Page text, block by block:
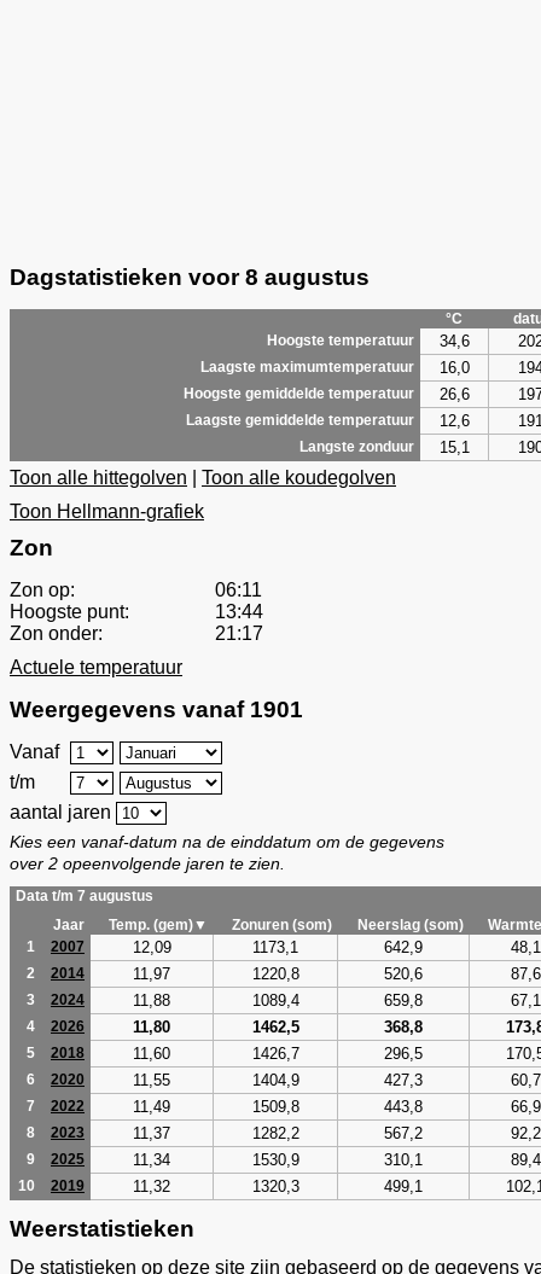
Dagstatistieken voor 8 augustus
°C
Hoogste temperatuur
34,6
Laagste maximumtemperatuur 16,0
Hoogste gemiddelde temperatuur 26,6
Laagste gemiddelde temperatuur 12,6
Langste zonduur 15,1
Toon alle hittegolven
Toon alle koudegolven
Toon Hellmann-grafiek
Zon
Zon op:
06:11
Hoogste punt:
13:44
Zon onder:
21:17
Actuele temperatuur
Weergegevens vanaf 1901
Vanaf
t/m
aantal jaren
Kies een vanaf-datum na de einddatum om de gegevens
over 2 opeenvolgende jaren te zien.
Data t/m 7 augustus
Jaar
Temp. (gem)▼ Zonuren (som) Neerslag (som)
1
2007 12,09 1173,1 642,9 48,1
2 2014 11,97 1220,8 520,6 87,6
3 2024 11,88 1089,4 659,8 67,1
4 2026 11,80 1462,5 368,8
5 2018 11,60 1426,7 296,5
6 2020 11,55 1404,9 427,3 60,7
7 2022 11,49 1509,8 443,8 66,9
8 2023 11,37 1282,2 567,2 92,2
9 2025 11,34 1530,9 310,1 89,4
10 2019 11,32 1320,3 499,1
Weerstatistieken
De statistieken op deze site zijn gebaseerd op de gegevens